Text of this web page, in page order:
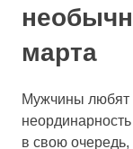
марта
Мужчины любят
в свою